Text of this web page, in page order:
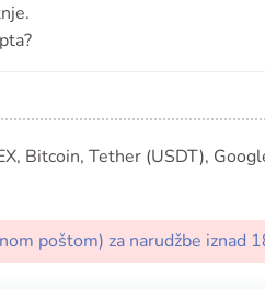
Bitcoin, Tether (USDT),
poštom) za narudžbe iznad